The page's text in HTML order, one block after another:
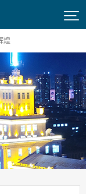

煌